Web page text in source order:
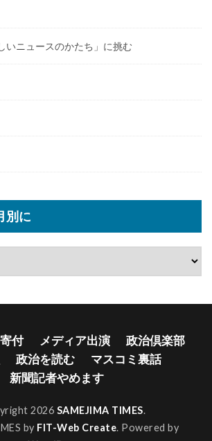
いニュースのかたち」に挑む
別に
付 メディア出演
政治倶楽部
政治を読む
マスコミ裏話
新聞記者やめます
2026 SAMEJIMA TIMES.
by FIT-Web Create. Powered by